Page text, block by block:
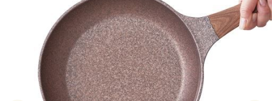
ジュニア・ティーンズ下着
メンズ下着
キッチン・雑貨・日用品
寝具・インテリア・家具通販すべて
家具・収納
寝具・ベッド
美容・健康
美容・健康通販すべて
美容・健康・サプリメント
制服・スクール
制服・スクールすべて
大きいサイズ
キッチン・雑貨・日用品
家具・収納
寝具・ベッド
カーテン・ラグ・ファブリック
美容・健康通販すべて
美容・健康・サプリメント
制服・スクール
制服・スクールすべて
制服・学生服
大きいサイズ
大きいサイズ通販すべて
バーゲン